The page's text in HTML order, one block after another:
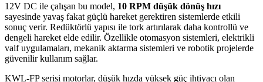
12V DC ile çalışan bu model, 10 RPM düşük dönüş hızı
sayesinde yavaş fakat güçlü hareket gerektiren sistemlerde etkili
sonuç verir. Redüktörlü yapısı ile tork artırılarak daha kontrollü ve
dengeli hareket elde edilir. Özellikle otomasyon sistemleri, elektrikli
valf uygulamaları, mekanik aktarma sistemleri ve robotik projelerde
güvenilir kullanım sağlar.
KWL-FP serisi motorlar, düşük hızda yüksek güç ihtiyacı olan